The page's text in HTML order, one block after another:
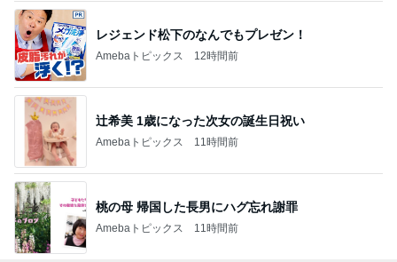
レジェンド松下のなんでもプレゼン！
Amebaトピックス 12時間前
辻希美 1歳になった次女の誕生日祝い
Amebaトピックス 11時間前
桃の母 帰国した長男にハグ忘れ謝罪
Amebaトピックス 11時間前